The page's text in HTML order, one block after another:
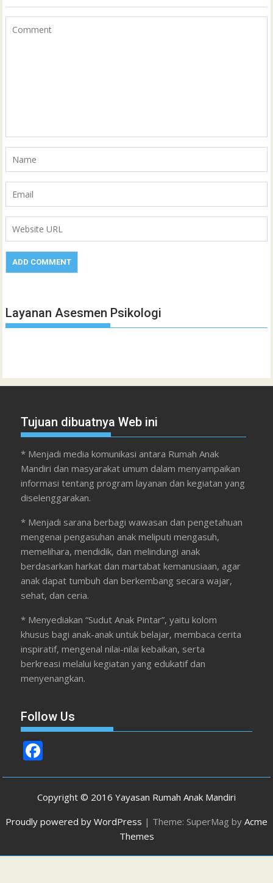
Layanan Asesmen Psikologi
Tujuan dibuatnya Web ini
* Menjadi media komunikasi antara Rumah Anak
Mandiri dan masyarakat umum dalam menyampaikan
informasi tentang program layanan dan kegiatan yang
diselenggarakan.
* Menjadi sarana berbagi wawasan dan pengetahuan
mengenai pengasuhan anak meliputi mengasuh,
memelihara, mendidik, dan melindungi anak
berdasarkan harkat dan martabat kemanusiaan, agar
anak dapat tumbuh dan berkembang secara wajar,
sehat, dan ceria.
* Menyediakan “Sudut Anak Pintar”, yaitu kolom
khusus bagi anak-anak untuk belajar, membaca cerita
inspiratif, mengenal nilai-nilai kebaikan, serta
berkreasi melalui kegiatan yang edukatif dan
menyenangkan.
Follow Us
ac
e
b
o
Copyright © 2016 Yayasan Rumah Anak Mandiri
Proudly powered by WordPress | Theme: SuperMag by Acme
Themes